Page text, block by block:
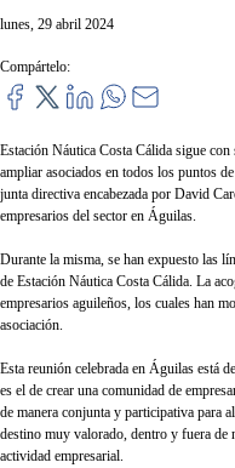
lunes, 29 abril 2024
Compártelo:
Estación Náutica Costa Cálida sigue
ampliar asociados en todos los puntos
junta directiva encabezada por David
empresarios del sector en Águilas.
Durante la misma, se han expuesto las
de Estación Náutica Costa Cálida. La
empresarios aguileños, los cuales han
asociación.
Esta reunión celebrada en Águilas está
es el de crear una comunidad de
de manera conjunta y participativa para
destino muy valorado, dentro y fuera de
actividad empresarial.